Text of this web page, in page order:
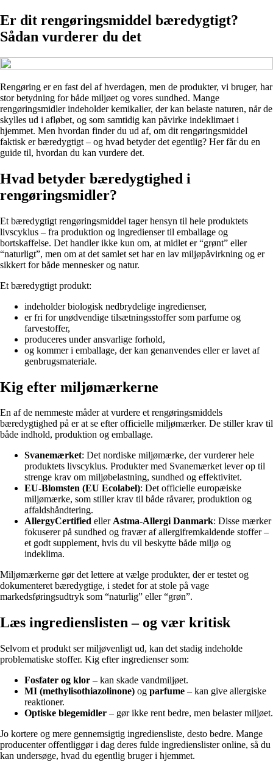
Er dit rengøringsmiddel bæredygtigt?
Sådan vurderer du det
Rengøring er en fast del af hverdagen, men de produkter, vi bruger, har
stor betydning for både miljøet og vores sundhed. Mange
rengøringsmidler indeholder kemikalier, der kan belaste naturen, når de
skylles ud i afløbet, og som samtidig kan påvirke indeklimaet i
hjemmet. Men hvordan finder du ud af, om dit rengøringsmiddel
faktisk er bæredygtigt – og hvad betyder det egentlig? Her får du en
guide til, hvordan du kan vurdere det.
Hvad betyder bæredygtighed i
rengøringsmidler?
Et bæredygtigt rengøringsmiddel tager hensyn til hele produktets
livscyklus – fra produktion og ingredienser til emballage og
bortskaffelse. Det handler ikke kun om, at midlet er “grønt” eller
“naturligt”, men om at det samlet set har en lav miljøpåvirkning og er
sikkert for både mennesker og natur.
Et bæredygtigt produkt:
indeholder biologisk nedbrydelige ingredienser,
er fri for unødvendige tilsætningsstoffer som parfume og
farvestoffer,
produceres under ansvarlige forhold,
og kommer i emballage, der kan genanvendes eller er lavet af
genbrugsmateriale.
Kig efter miljømærkerne
En af de nemmeste måder at vurdere et rengøringsmiddels
bæredygtighed på er at se efter officielle miljømærker. De stiller krav til
både indhold, produktion og emballage.
Svanemærket: Det nordiske miljømærke, der vurderer hele
produktets livscyklus. Produkter med Svanemærket lever op til
strenge krav om miljøbelastning, sundhed og effektivitet.
EU-Blomsten (EU Ecolabel): Det officielle europæiske
miljømærke, som stiller krav til både råvarer, produktion og
affaldshåndtering.
AllergyCertified ellerAstma-Allergi Danmark: Disse mærker
fokuserer på sundhed og fravær af allergifremkaldende stoffer –
et godt supplement, hvis du vil beskytte både miljø og
indeklima.
Miljømærkerne gør det lettere at vælge produkter, der er testet og
dokumenteret bæredygtige, i stedet for at stole på vage
markedsføringsudtryk som “naturlig” eller “grøn”.
Læs ingredienslisten – og vær kritisk
Selvom et produkt ser miljøvenligt ud, kan det stadig indeholde
problematiske stoffer. Kig efter ingredienser som:
Fosfater og klor – kan skade vandmiljøet.
MI (methylisothiazolinone) og parfume – kan give allergiske
reaktioner.
Optiske blegemidler – gør ikke rent bedre, men belaster miljøet.
Jo kortere og mere gennemsigtig ingrediensliste, desto bedre. Mange
producenter offentliggør i dag deres fulde ingredienslister online, så du
kan undersøge, hvad du egentlig bruger i hjemmet.